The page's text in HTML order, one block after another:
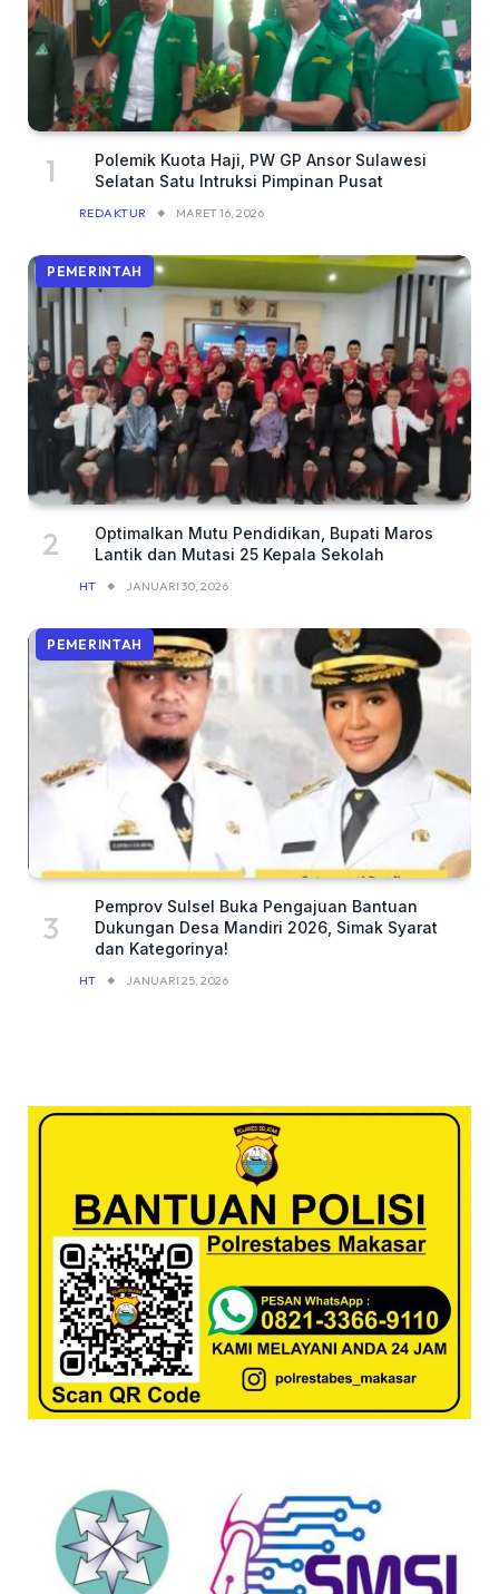
Polemik Kuota Haji, PW GP Ansor Sulawesi
Selatan Satu Intruksi Pimpinan Pusat
REDAKTUR MARET 16, 2026
PEMERINTAH
Optimalkan Mutu Pendidikan, Bupati Maros
Lantik dan Mutasi 25 Kepala Sekolah
HT JANUARI 30, 2026
PEMERINTAH
Pemprov Sulsel Buka Pengajuan Bantuan
Dukungan Desa Mandiri 2026, Simak Syarat
dan Kategorinya!
HT JANUARI 25, 2026